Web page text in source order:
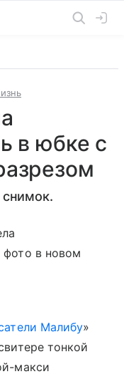
в юбке с
фото в новом
Малибу»
тонкой
макси